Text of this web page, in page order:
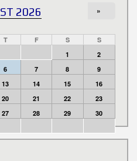
2026 »
T F S
S
1
2
6 7 8
9
13 14 15
16
20 21 22
23
27 28 29
30